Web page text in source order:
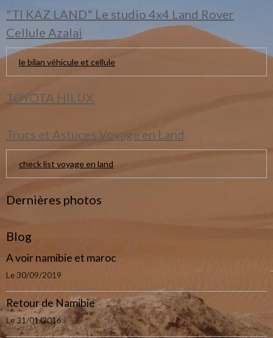
"TI KAZ LAND" Le studio 4x4 Land Rover
Cellule Azalai
le bilan véhicule et cellule
TOYOTA HILUX
Trucs et Astuces Voyage en Land
check list voyage en land
Dernières photos
Blog
A voir namibie et maroc
Le 30/09/2019
Retour de Namibie
Le 31/01/2016